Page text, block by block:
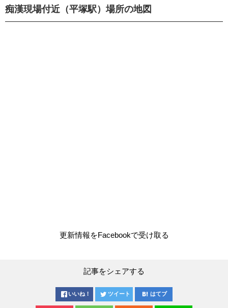
痴漢現場付近（平塚駅）場所の地図
更新情報をFacebookで受け取る
記事をシェアする
いいね！ ツイート はてブ